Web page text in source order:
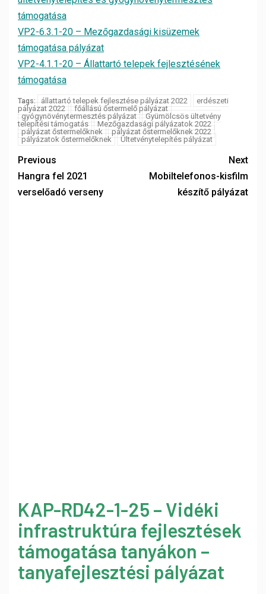
támogatása
VP2-6.3.1-20 – Mezőgazdasági kisüzemek
támogatása pályázat
VP2-4.1.1-20 – Állattartó telepek fejlesztésének
támogatása
Tags: állattartó telepek fejlesztése pályázat 2022
erdészeti
pályázat 2022
főállású őstermelő pályázat
gyógynövénytermesztés pályázat
Gyümölcsös ültetvény
telepítési támogatás
Mezőgazdasági pályázatok 2022
pályázat őstermelőknek
pályázat őstermelőknek 2022
pályázatok őstermelőknek
Ültetvénytelepítés pályázat
Previous
Hangra fel 2021
verselőadó verseny
Next
Mobiltelefonos-kisfilm
készítő pályázat
KAP-RD42-1-25 – Vidéki
infrastruktúra fejlesztések
támogatása tanyákon –
tanyafejlesztési pályázat